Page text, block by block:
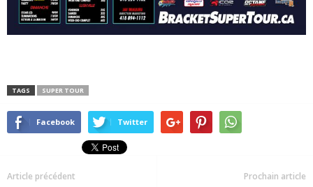
TAGS SUPER TOUR
Facebook Twitter
Article précédent Prochain article